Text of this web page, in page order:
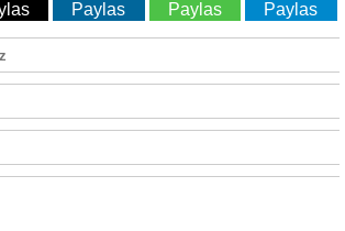
Paylas Paylas Paylas